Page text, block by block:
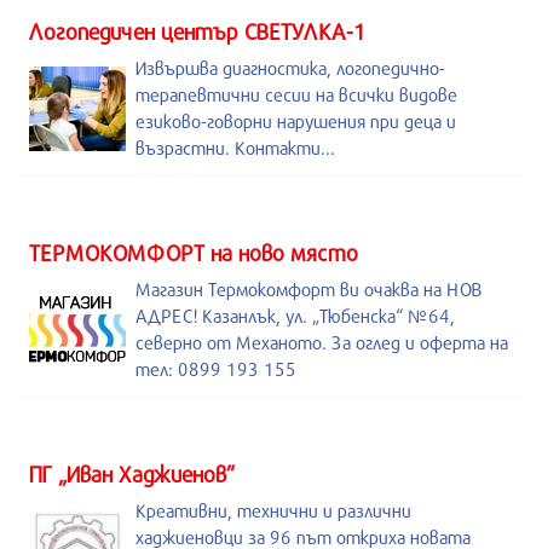
Логопедичен център СВЕТУЛКА-1
Извършва диагностика, логопедично-
терапевтични сесии на всички видове
езиково-говорни нарушения при деца и
възрастни. Контакти...
ТЕРМОКОМФОРТ на ново място
Магазин Термокомфорт ви очаква на НОВ
АДРЕС! Казанлък, ул. „Тюбенска“ №64,
северно от Механото. За оглед и оферта на
тел: 0899 193 155
ПГ „Иван Хаджиенов”
Креативни, технични и различни
хаджиеновци за 96 път откриха новата